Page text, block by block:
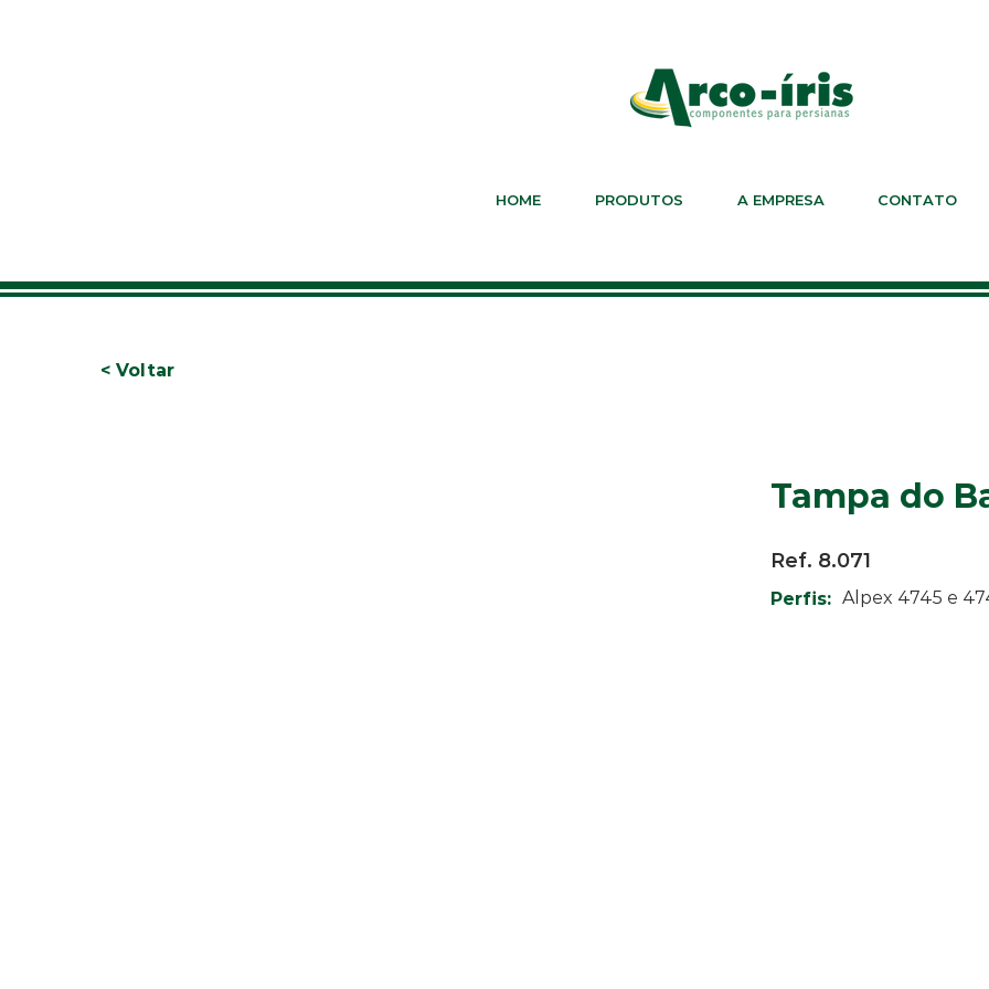
HOME PRODUTOS A EMPRESA CONTATO
< Voltar
Tampa do
Ref. 8.071
Perfis: Alpex 4745 e